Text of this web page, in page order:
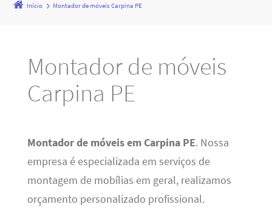
Início Montador de móveis Carpina PE
Montador de móveis
Carpina PE
Montador de móveis em Carpina PE. Nossa
empresa é especializada em serviços de
montagem de mobílias em geral, realizamos
orçamento personalizado profissional.